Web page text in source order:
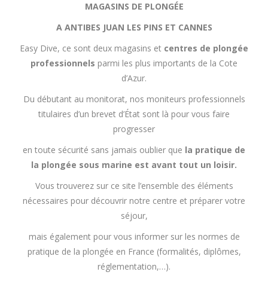
MAGASINS DE PLONGÉE
A ANTIBES JUAN LES PINS ET CANNES
Easy Dive, ce sont deux magasins et centres de plongée
professionnels parmi les plus importants de la Cote
d’Azur.
Du débutant au monitorat, nos moniteurs professionnels
titulaires d’un brevet d’État sont là pour vous faire
progresser
en toute sécurité sans jamais oublier que la pratique de
la plongée sous marine est avant tout un loisir.
Vous trouverez sur ce site l’ensemble des éléments
nécessaires pour découvrir notre centre et préparer votre
séjour,
mais également pour vous informer sur les normes de
pratique de la plongée en France (formalités, diplômes,
réglementation,…).